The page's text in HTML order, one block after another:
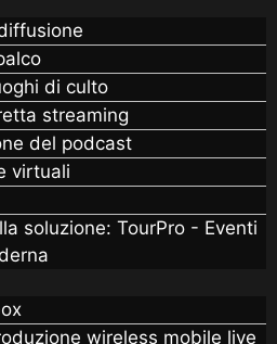
di culto
streaming
del podcast
virtuali
soluzione: TourPro - Eventi
wireless mobile live